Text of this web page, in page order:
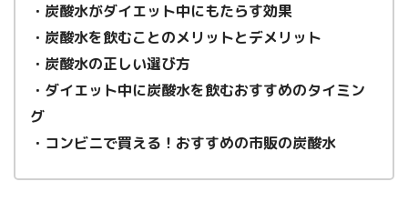
・炭酸水がダイエット中にもたらす効果
・炭酸水を飲むことのメリットとデメリット
・炭酸水の正しい選び方
・ダイエット中に炭酸水を飲むおすすめのタイミン
グ
・コンビニで買える！おすすめの市販の炭酸水